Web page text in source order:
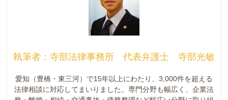
執筆者：寺部法律事務所 代表弁護士 寺部光敏
愛知（豊橋・東三河）で15年以上にわたり、3,000件を超える
法律相談に対応してまいりました。専門分野も幅広く、企業法